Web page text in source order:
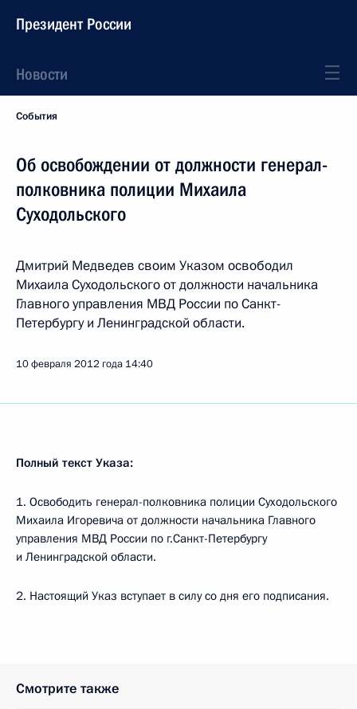
Президент России
Новости
События
Об освобождении от должности генерал-
полковника полиции Михаила
Суходольского
Дмитрий Медведев своим Указом освободил
Михаила Суходольского от должности начальника
Главного управления МВД России по Санкт-
Петербургу и Ленинградской области.
10 февраля 2012 года 14:40
Полный текст Указа:
1. Освободить генерал-полковника полиции Суходольского
Михаила Игоревича от должности начальника Главного
управления МВД России по г.Санкт-Петербургу
и Ленинградской области.
2. Настоящий Указ вступает в силу со дня его подписания.
Смотрите также